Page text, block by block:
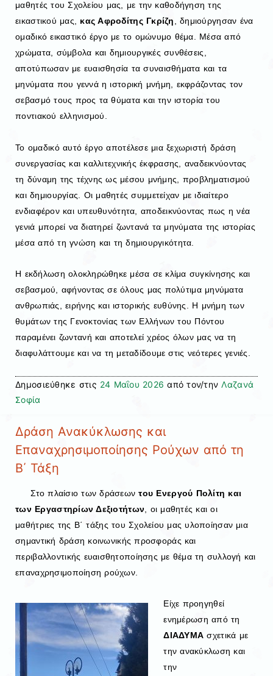
μαθητές του Σχολείου μας, με την καθοδήγηση της
εικαστικού μας, κας Αφροδίτης Γκρίζη, δημιούργησαν ένα
ομαδικό εικαστικό έργο με το ομώνυμο θέμα. Μέσα από
χρώματα, σύμβολα και δημιουργικές συνθέσεις,
αποτύπωσαν με ευαισθησία τα συναισθήματα και τα
μηνύματα που γεννά η ιστορική μνήμη, εκφράζοντας τον
σεβασμό τους προς τα θύματα και την ιστορία του
ποντιακού ελληνισμού.
Το ομαδικό αυτό έργο αποτέλεσε μια ξεχωριστή δράση
συνεργασίας και καλλιτεχνικής έκφρασης, αναδεικνύοντας
τη δύναμη της τέχνης ως μέσου μνήμης, προβληματισμού
και δημιουργίας. Οι μαθητές συμμετείχαν με ιδιαίτερο
ενδιαφέρον και υπευθυνότητα, αποδεικνύοντας πως η νέα
γενιά μπορεί να διατηρεί ζωντανά τα μηνύματα της ιστορίας
μέσα από τη γνώση και τη δημιουργικότητα.
Η εκδήλωση ολοκληρώθηκε μέσα σε κλίμα συγκίνησης και
σεβασμού, αφήνοντας σε όλους μας πολύτιμα μηνύματα
ανθρωπιάς, ειρήνης και ιστορικής ευθύνης. Η μνήμη των
θυμάτων της Γενοκτονίας των Ελλήνων του Πόντου
παραμένει ζωντανή και αποτελεί χρέος όλων μας να τη
διαφυλάττουμε και να τη μεταδίδουμε στις νεότερες γενιές.
Δημοσιεύθηκε στις 24 Μαΐου 2026 από τον/τηνΛαζανά
Σοφία
Δράση Ανακύκλωσης και
Επαναχρησιμοποίησης Ρούχων από τη
Β΄ Τάξη
Στο πλαίσιο των δράσεωντου Ενεργού Πολίτη και
των Εργαστηρίων Δεξιοτήτων , οι μαθητές και οι
μαθήτριες της Β΄ τάξης του Σχολείου μας υλοποίησαν μια
σημαντική δράση κοινωνικής προσφοράς και
περιβαλλοντικής ευαισθητοποίησης με θέμα τη συλλογή και
επαναχρησιμοποίηση ρούχων.
Είχε προηγηθεί
ενημέρωση από τη
ΔΙΑΔΥΜΑ σχετικά με
την ανακύκλωση και
την